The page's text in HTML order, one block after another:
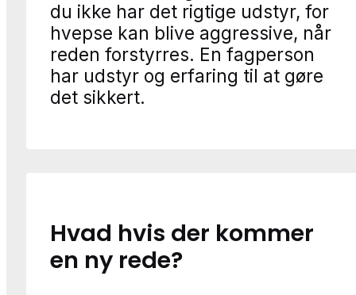
du ikke har det rigtige udstyr, for
hvepse kan blive aggressive, når
reden forstyrres. En fagperson
har udstyr og erfaring til at gøre
det sikkert.
Hvad hvis der kommer
en ny rede?